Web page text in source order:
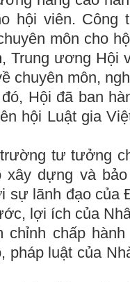
hội viên. Công
môn cho
Trung ương Hội
chuyên môn,
Hội đã ban
hội Luật gia
tư tưởng
xây dựng và
sự lãnh đạo của
lợi ích của
chỉnh chấp
pháp luật của